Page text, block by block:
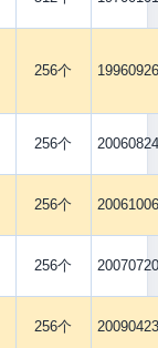
256个 19960926
256个 20060824
256个 20061006
256个 20070720
256个 20090423